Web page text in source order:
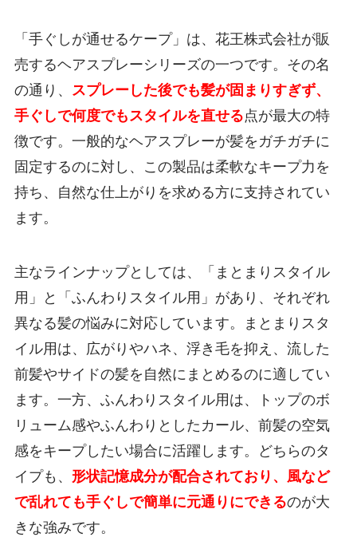
「手ぐしが通せるケープ」は、花王株式会社が販
売するヘアスプレーシリーズの一つです。その名
の通り、 スプレーした後でも髪が固まりすぎず、
手ぐしで何度でもスタイルを直せる点が最大の特
徴です。一般的なヘアスプレーが髪をガチガチに
固定するのに対し、この製品は柔軟なキープ力を
持ち、自然な仕上がりを求める方に支持されてい
ます。
主なラインナップとしては、「まとまりスタイル
用」と「ふんわりスタイル用」があり、それぞれ
異なる髪の悩みに対応しています。まとまりスタ
イル用は、広がりやハネ、浮き毛を抑え、流した
前髪やサイドの髪を自然にまとめるのに適してい
ます。一方、ふんわりスタイル用は、トップのボ
リューム感やふんわりとしたカール、前髪の空気
感をキープしたい場合に活躍します。どちらのタ
イプも、 形状記憶成分が配合されており、風など
で乱れても手ぐしで簡単に元通りにできるのが大
きな強みです。